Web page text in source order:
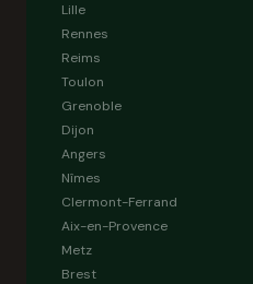
Lille
Rennes
Reims
Toulon
Grenoble
Dijon
Angers
Nîmes
Clermont-Ferrand
Aix-en-Provence
Metz
Brest